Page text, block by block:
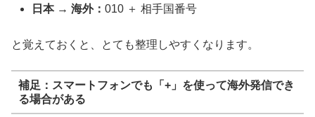
日本 → 海外：010 ＋ 相手国番号
と覚えておくと、とても整理しやすくなります。
補足：スマートフォンでも「+」を使って海外発信でき
る場合がある